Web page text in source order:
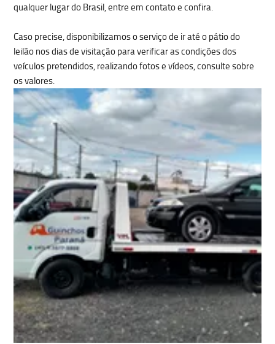
qualquer lugar do Brasil, entre em contato e confira.
Caso precise, disponibilizamos o serviço de ir até o pátio do
leilão nos dias de visitação para verificar as condições dos
veículos pretendidos, realizando fotos e vídeos, consulte sobre
os valores.